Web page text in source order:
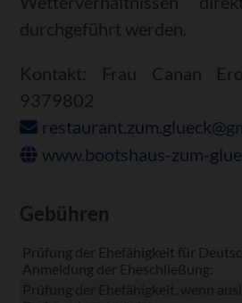
durchgeführt werden.
Kontakt: Frau Canan
9379802
www.bootshaus-zum-
Gebühren
Prüfung der Ehefähigkeit für
Anmeldung der Eheschließung: